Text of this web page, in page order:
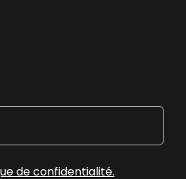
de confidentialité.